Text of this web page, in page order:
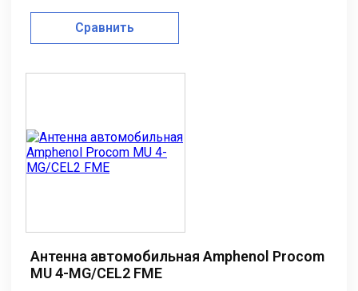
Сравнить
Антенна автомобильная Amphenol Procom
MU 4-MG/CEL2 FME